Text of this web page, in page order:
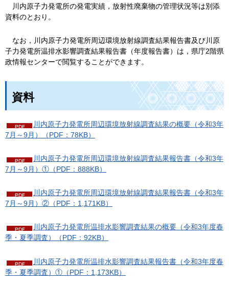
川内原子力発電所の発電実績，放射性廃棄物の管理状況等は別添
資料のとおり。
なお， 川内原子力発電所周辺環境放射線調査結果報告書及び川原
子力発電所温排水影響調査結果報告書（年度報告書）は，県庁2階県
政情報センターで閲覧することができます。
資料
川内原子力発電所周辺環境放射線調査結果の概要（令和3年
7月～9月）（PDF：78KB）
川内原子力発電所周辺環境放射線調査結果報告書（令和3年
7月～9月）①（PDF：888KB）
川内原子力発電所周辺環境放射線調査結果報告書（令和3年
7月～9月）②（PDF：1,171KB）
川内原子力発電所温排水影響調査結果の概要（令和3年度春
季・夏季調査）（PDF：92KB）
川内原子力発電所温排水影響調査結果報告書（令和3年度春
季・夏季調査）①（PDF：1,173KB）